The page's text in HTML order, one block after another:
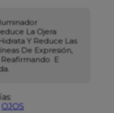
La Ojera
Y Reduce Las
De Expresión,
E
OJOS